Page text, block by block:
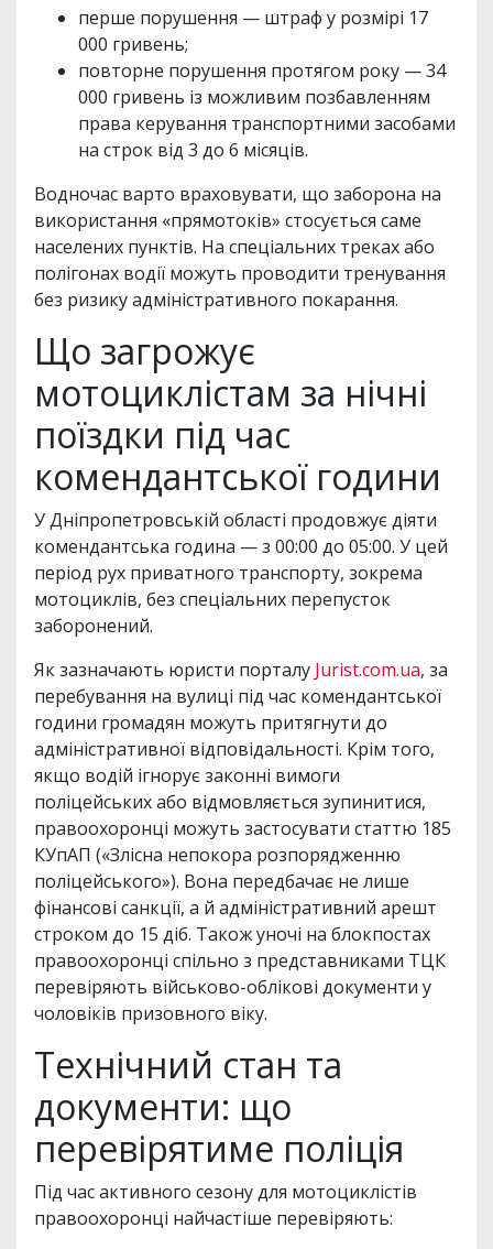
перше порушення — штраф у розмірі 17
000 гривень;
повторне порушення протягом року — 34
000 гривень із можливим позбавленням
права керування транспортними засобами
на строк від 3 до 6 місяців.
Водночас варто враховувати, що заборона на
використання «прямотоків» стосується саме
населених пунктів. На спеціальних треках або
полігонах водії можуть проводити тренування
без ризику адміністративного покарання.
Що загрожує
мотоциклістам за нічні
поїздки під час
комендантської години
У Дніпропетровській області продовжує діяти
комендантська година — з 00:00 до 05:00. У цей
період рух приватного транспорту, зокрема
мотоциклів, без спеціальних перепусток
заборонений.
Як зазначають юристи порталу Jurist.com.ua, за
перебування на вулиці під час комендантської
години громадян можуть притягнути до
адміністративної відповідальності. Крім того,
якщо водій ігнорує законні вимоги
поліцейських або відмовляється зупинитися,
правоохоронці можуть застосувати статтю 185
КУпАП («Злісна непокора розпорядженню
поліцейського»). Вона передбачає не лише
фінансові санкції, а й адміністративний арешт
строком до 15 діб. Також уночі на блокпостах
правоохоронці спільно з представниками ТЦК
перевіряють військово-облікові документи у
чоловіків призовного віку.
Технічний стан та
документи: що
перевірятиме поліція
Під час активного сезону для мотоциклістів
правоохоронці найчастіше перевіряють: